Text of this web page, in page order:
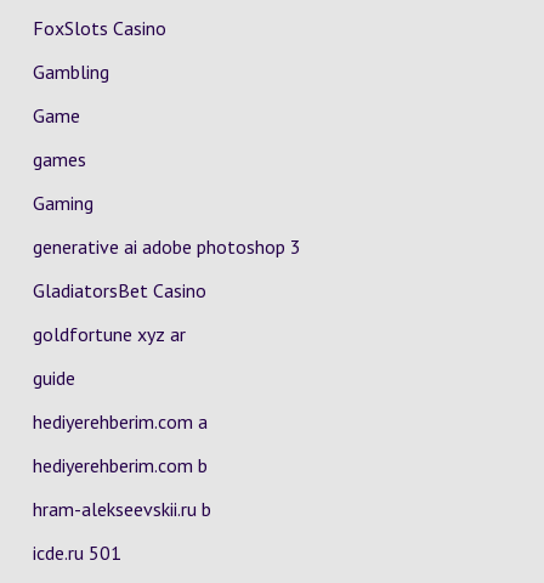
FoxSlots Casino
Gambling
Game
games
Gaming
generative ai adobe photoshop 3
GladiatorsBet Casino
goldfortune xyz ar
guide
hediyerehberim.com a
hediyerehberim.com b
hram-alekseevskii.ru b
icde.ru 501